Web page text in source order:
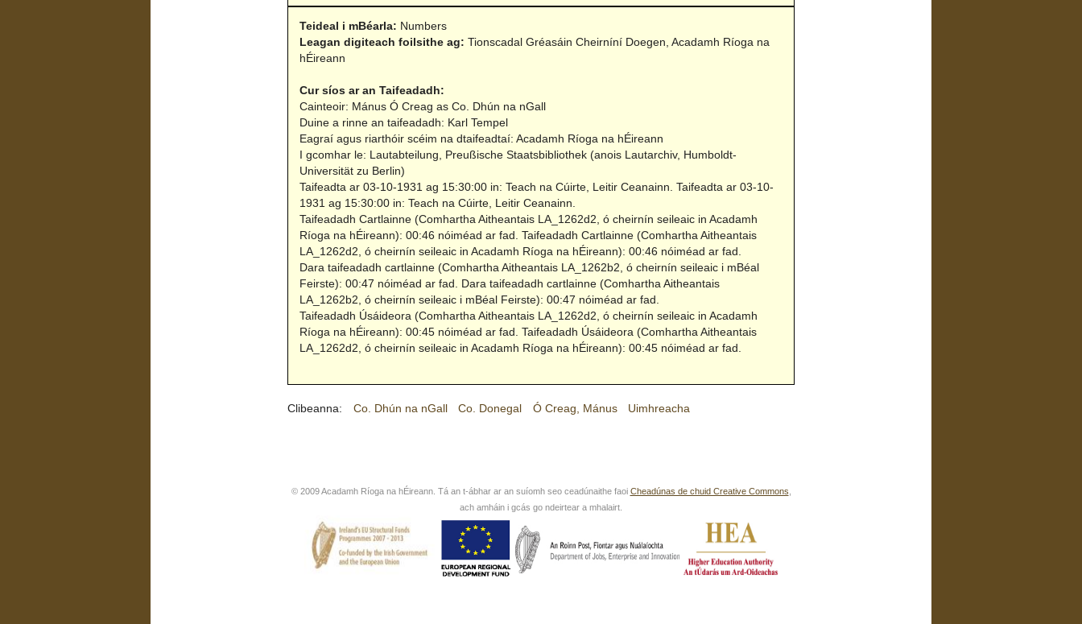
Teideal i mBéarla: Numbers
Leagan digiteach foilsithe ag: Tionscadal Gréasáin Cheirníní Doegen, Acadamh Ríoga na
hÉireann
Cur síos ar an Taifeadadh:
Cainteoir: Mánus Ó Creag as Co. Dhún na nGall
Duine a rinne an taifeadadh: Karl Tempel
Eagraí agus riarthóir scéim na dtaifeadtaí: Acadamh Ríoga na hÉireann
I gcomhar le: Lautabteilung, Preußische Staatsbibliothek (anois Lautarchiv, Humboldt-
Universität zu Berlin)
Taifeadta ar 03-10-1931 ag 15:30:00 in: Teach na Cúirte, Leitir Ceanainn. Taifeadta ar 03-10-
1931 ag 15:30:00 in: Teach na Cúirte, Leitir Ceanainn.
Taifeadadh Cartlainne (Comhartha Aitheantais LA_1262d2, ó cheirnín seileaic in Acadamh
Ríoga na hÉireann): 00:46 nóiméad ar fad.
Taifeadadh Cartlainne (Comhartha Aitheantais
LA_1262d2, ó cheirnín seileaic in Acadamh Ríoga na hÉireann): 00:46 nóiméad ar fad.
Dara taifeadadh cartlainne (Comhartha Aitheantais LA_1262b2, ó cheirnín seileaic i mBéal
Feirste): 00:47 nóiméad ar fad.
Dara taifeadadh cartlainne (Comhartha Aitheantais
LA_1262b2, ó cheirnín seileaic i mBéal Feirste): 00:47 nóiméad ar fad.
Taifeadadh Úsáideora (Comhartha Aitheantais LA_1262d2, ó cheirnín seileaic in Acadamh
Ríoga na hÉireann): 00:45 nóiméad ar fad. Taifeadadh Úsáideora (Comhartha Aitheantais
LA_1262d2, ó cheirnín seileaic in Acadamh Ríoga na hÉireann): 00:45 nóiméad ar fad.
Clibeanna: Co. Dhún na nGall Co. Donegal Ó Creag, Mánus Uimhreacha
© 2009 Acadamh Ríoga na hÉireann. Tá an t-ábhar ar an suíomh seo ceadúnaithe faoi Cheadúnas de chuid Creative Commons
ach amháin i gcás go ndeirtear a mhalairt.